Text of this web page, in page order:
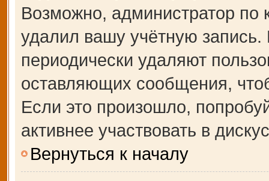
Возможно, администратор по
удалил вашу учётную
периодически удаляют
оставляющих сообщения,
Если это произошло,
активнее участвовать в
Вернуться к началу